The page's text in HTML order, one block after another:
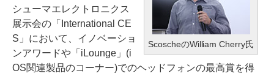
ScoscheのWilliam Cherry氏
シューマエレクトロニクス
展示会の「International CE
S」において、イノベーショ
ンアワードや「iLounge」(i
OS関連製品のコーナー)でのヘッドフォンの最高賞を得